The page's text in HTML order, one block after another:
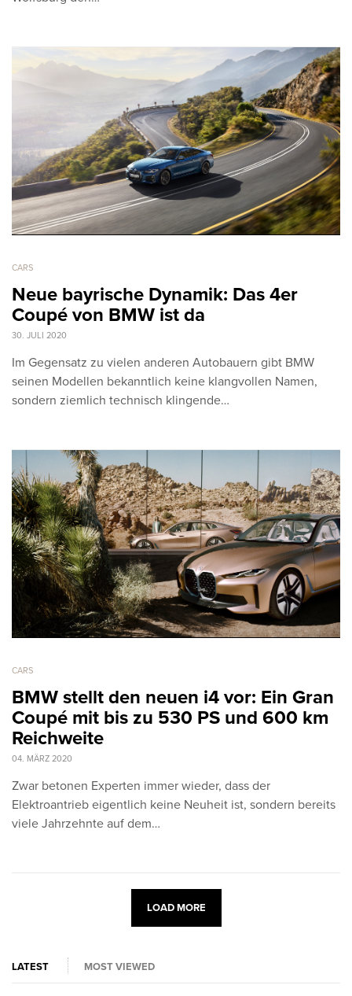
CARS
Neue bayrische Dynamik: Das 4er
Coupé von BMW ist da
30. JULI 2020
Im Gegensatz zu vielen anderen Autobauern gibt BMW
seinen Modellen bekanntlich keine klangvollen Namen,
sondern ziemlich technisch klingende…
CARS
BMW stellt den neuen i4 vor: Ein Gran
Coupé mit bis zu 530 PS und 600 km
Reichweite
04. MÄRZ 2020
Zwar betonen Experten immer wieder, dass der
Elektroantrieb eigentlich keine Neuheit ist, sondern bereits
viele Jahrzehnte auf dem…
LOAD MORE
LATEST MOST VIEWED